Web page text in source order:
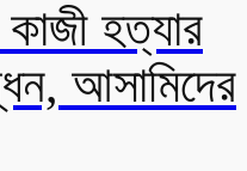
হত্যার
আসামিদের